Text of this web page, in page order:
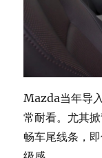
Mazda当年导
常耐看。尤其
畅车尾线条，